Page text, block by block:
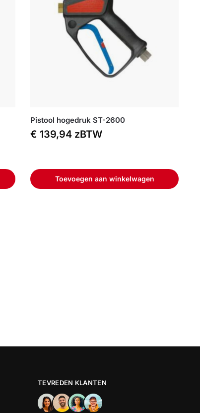
Pistool hogedruk ST-2600
€ 139,94 zBTW
Toevoegen aan winkelwagen
TEVREDEN KLANTEN